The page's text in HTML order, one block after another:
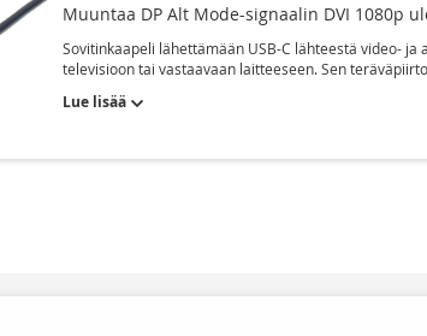
Muuntaa DP Alt Mode-signaalin DVI 1080p
Sovitinkaapeli lähettämään USB-C lähteestä video-
televisioon tai vastaavaan laitteeseen. Sen
Lue lisää